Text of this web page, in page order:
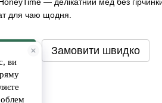
для чаю щодня.
Замовити швидко